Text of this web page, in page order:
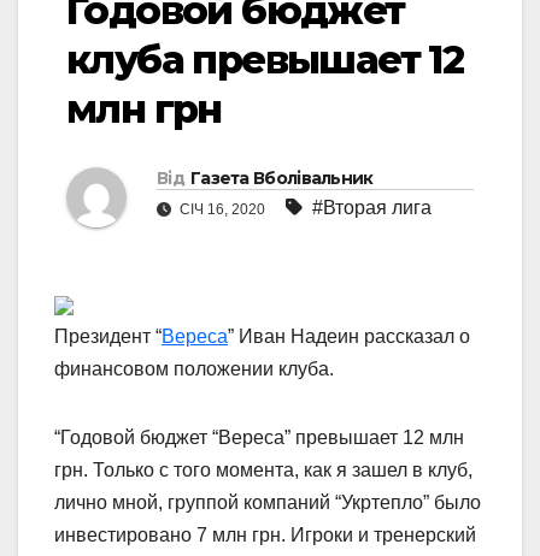
Годовой бюджет
клуба превышает 12
млн грн
Від Газета Вболівальник
СІЧ 16, 2020 #Вторая лига
Президент “Вереса” Иван Надеин рассказал о
финансовом положении клуба.
“Годовой бюджет “Вереса” превышает 12 млн
грн. Только с того момента, как я зашел в клуб,
лично мной, группой компаний “Укртепло” было
инвестировано 7 млн ​​грн. Игроки и тренерский